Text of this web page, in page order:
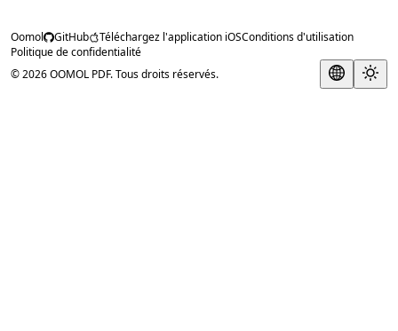
Oomol GitHub Téléchargez l'application iOSConditions d'utilisation
Politique de confidentialité
© 2026 OOMOL PDF. Tous droits réservés.